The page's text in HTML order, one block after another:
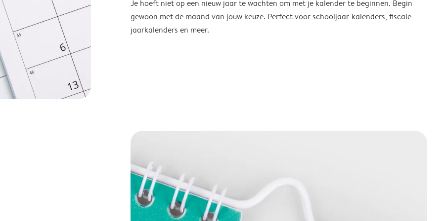
Je hoeft niet op een nieuw jaar te wachten om met je kalender te beginnen. Begin
gewoon met de maand van jouw keuze. Perfect voor schooljaar-kalenders, fiscale
jaarkalenders en meer.